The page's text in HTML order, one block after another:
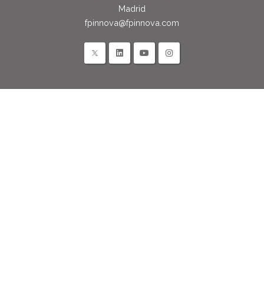
Madrid
fpinnova@fpinnova.com